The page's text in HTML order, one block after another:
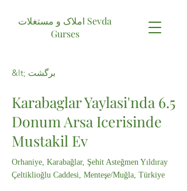
املاک و مستغلات Sevda
Gurses
&lt; برگشت
Karabaglar Yaylasi'nda 6.5
Donum Arsa Icerisinde
Mustakil Ev
Orhaniye, Karabağlar, Şehit Asteğmen Yıldıray
Çeltiklioğlu Caddesi, Menteşe/Muğla, Türkiye